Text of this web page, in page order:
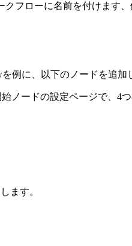
フローに名前を付けます、
例に、以下のノードを追加
ードの設定ページで、4
ます。